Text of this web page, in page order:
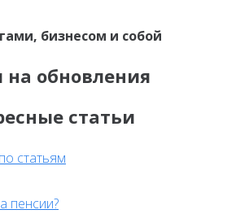
бизнесом и собой
на обновления
статьи
статьям
пенсии?